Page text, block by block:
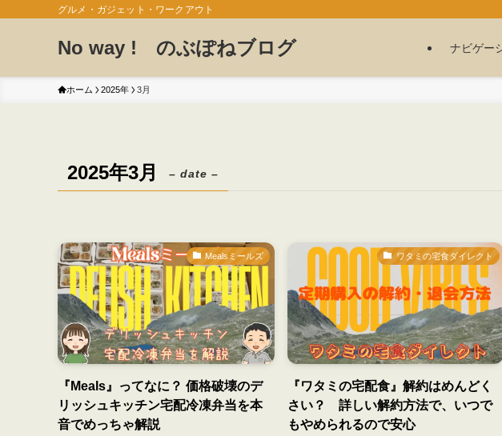
グルメ・ガジェット・ワークアウト
No way ! のぶぽねブログ ナビゲー
ホーム 2025年 3月
2025年3月 – date –
Mealsミールズ
『Meals』ってなに？ 価格破壊のデ
リッシュキッチン宅配冷凍弁当を本
音でめっちゃ解説
ワタミの宅食ダイレクト
『ワタミの宅配食』解約はめんどく
さい？ 詳しい解約方法で、いつで
もやめられるので安心